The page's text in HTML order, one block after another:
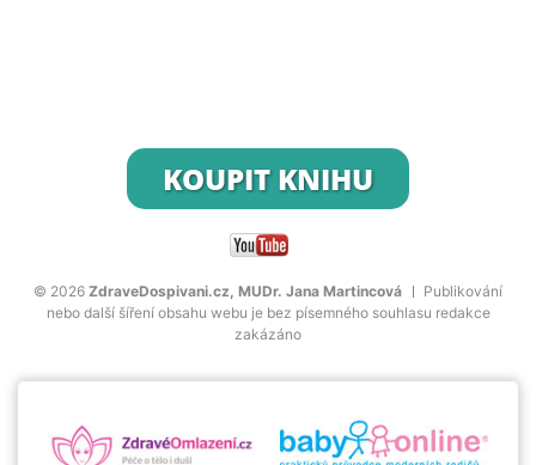
KOUPIT KNIHU
© 2026 ZdraveDospivani.cz, MUDr. Jana Martincová
Publikování
nebo další šíření obsahu webu je bez písemného souhlasu redakce
zakázáno